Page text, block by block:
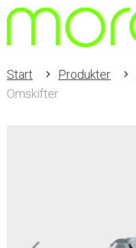
Start Produkter
Omskifter